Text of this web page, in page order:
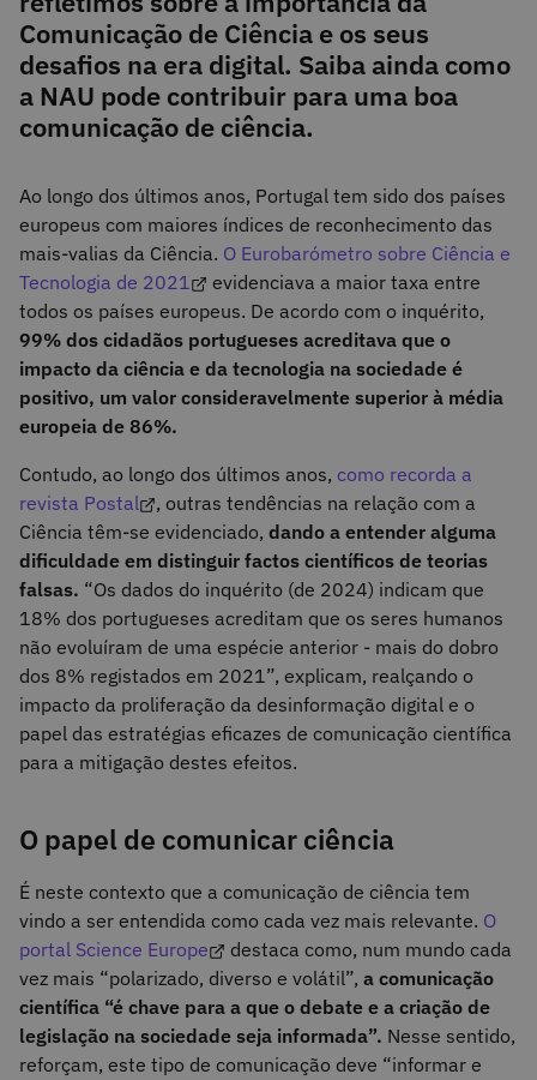
Comunicação de Ciência e os seus
desafios na era digital. Saiba ainda como
a NAU pode contribuir para uma boa
comunicação de ciência.
Ao longo dos últimos anos, Portugal tem sido dos países
europeus com maiores índices de reconhecimento das
mais-valias da Ciência. O Eurobarómetro sobre Ciência e
Tecnologia de 2021
evidenciava a maior taxa entre
todos os países europeus. De acordo com o inquérito,
99% dos cidadãos portugueses acreditava que o
impacto da ciência e da tecnologia na sociedade é
positivo, um valor consideravelmente superior à média
europeia de 86%.
Contudo, ao longo dos últimos anos, como recorda a
revista Postal
, outras tendências na relação com a
Ciência têm-se evidenciado, dando a entender alguma
dificuldade em distinguir factos científicos de teorias
falsas. “Os dados do inquérito (de 2024) indicam que
18% dos portugueses acreditam que os seres humanos
não evoluíram de uma espécie anterior - mais do dobro
dos 8% registados em 2021”, explicam, realçando o
impacto da proliferação da desinformação digital e o
papel das estratégias eficazes de comunicação científica
para a mitigação destes efeitos.
O papel de comunicar ciência
É neste contexto que a comunicação de ciência tem
vindo a ser entendida como cada vez mais relevante. O
portal Science Europe
destaca como, num mundo cada
vez mais “polarizado, diverso e volátil”, a comunicação
científica “é chave para a que o debate e a criação de
legislação na sociedade seja informada”. Nesse sentido,
reforçam, este tipo de comunicação deve “informar e